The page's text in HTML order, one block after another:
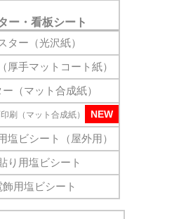
ー・看板シート
ター（光沢紙）
厚手マットコート紙）
（マット合成紙）
刷（マット合成紙） NEW
塩ビシート（屋外用）
り用塩ビシート
飾用塩ビシート